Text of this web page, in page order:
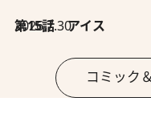
2026.7.30
第15話 アイス
コミック